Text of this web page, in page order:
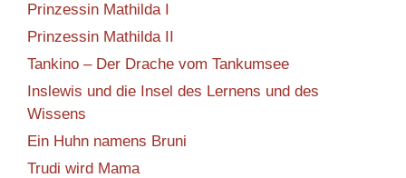
Prinzessin Mathilda I
Prinzessin Mathilda II
Tankino – Der Drache vom Tankumsee
Inslewis und die Insel des Lernens und des
Wissens
Ein Huhn namens Bruni
Trudi wird Mama